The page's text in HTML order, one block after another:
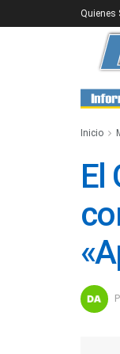
Quienes
Inicio
El